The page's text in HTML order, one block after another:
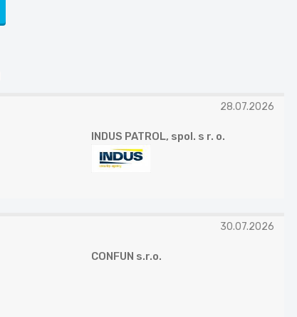
28.07.2026
INDUS PATROL, spol. s r. o.
30.07.2026
CONFUN s.r.o.